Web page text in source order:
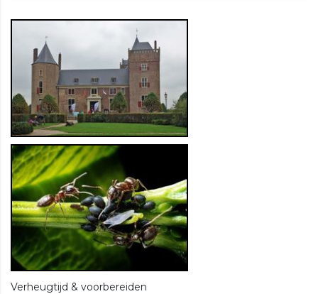
Verheugtijd & voorbereiden